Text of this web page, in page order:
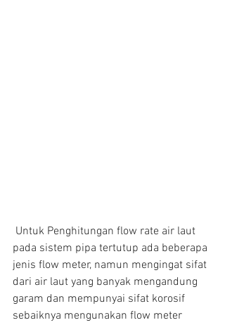
pada sistem pipa tertutup ada beberapa
jenis flow meter, namun mengingat sifat
dari air laut yang banyak mengandung
garam dan mempunyai sifat korosif
sebaiknya mengunakan flow meter